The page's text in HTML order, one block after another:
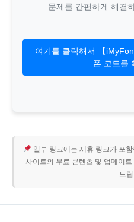
문제를 간편하게 해결
여기를 클릭해서 【
폰 코드를
일부 링크에는 제휴 링크가 포
사이트의 무료 콘텐츠 및 업데이
드